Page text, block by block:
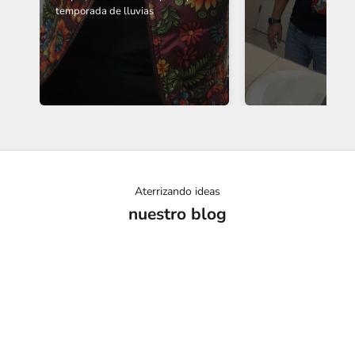
temporada de lluvias
Aterrizando ideas
nuestro blog